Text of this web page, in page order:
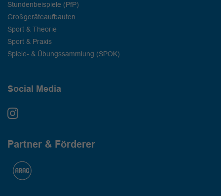
Stundenbeispiele (PfP)
Großgeräteaufbauten
Sport & Theorie
Sport & Praxis
Spiele- & Übungssammlung (SPOK)
Social Media
Partner & Förderer